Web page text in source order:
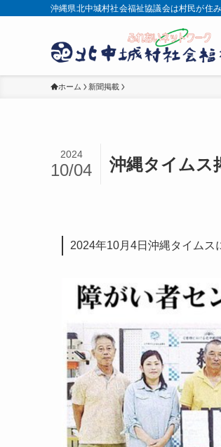
沖縄県北中城村社会福祉協議会は村民が住
ホーム 新聞掲載
沖縄タイムス
2024
10/04
2024年10月4日沖縄タイムス